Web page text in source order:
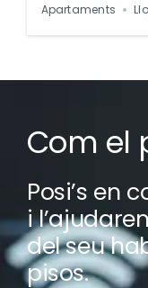
Apartaments
Com el
Posi’s en
i
del seu
pisos.